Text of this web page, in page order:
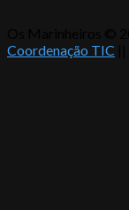
Coordenação TIC